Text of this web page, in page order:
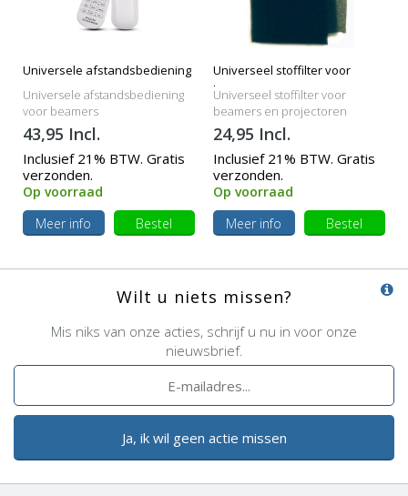
Universele afstandsbediening
Universele afstandsbediening
voor beamers
43,95 Incl.
Inclusief 21% BTW. Gratis
verzonden.
Op voorraad
Meer info
Bestel
Universeel stoffilter voor
beamers
Universeel stoffilter voor
beamers en projectoren
24,95 Incl.
Inclusief 21% BTW. Gratis
verzonden.
Op voorraad
Meer info
Bestel
Wilt u niets missen?
Mis niks van onze acties, schrijf u nu in voor onze
nieuwsbrief.
Ja, ik wil geen actie missen